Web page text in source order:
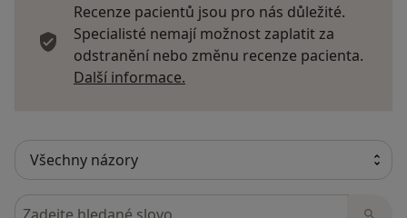
Recenze pacientů jsou pro nás důležité.
Specialisté nemají možnost zaplatit za
odstranění nebo změnu recenze pacienta.
Další informace.
Hledejte v názorech